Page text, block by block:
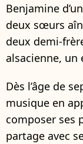
Benjamine
deux sœurs
deux demi-
alsacienne, un
Dès l’âge de
musique en
composer ses
partage avec